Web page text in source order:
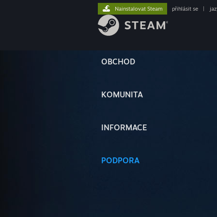
OBCHOD
KOMUNITA
INFORMACE
PODPORA
Nainstalovat Steam přihlásit se